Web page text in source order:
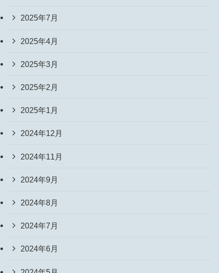
2025年7月
2025年4月
2025年3月
2025年2月
2025年1月
2024年12月
2024年11月
2024年9月
2024年8月
2024年7月
2024年6月